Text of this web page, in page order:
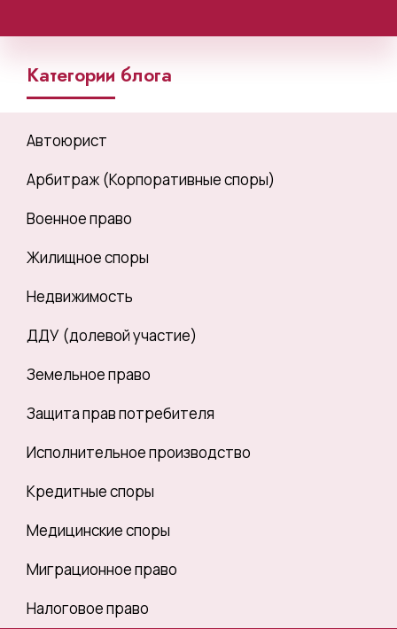
Категории блога
Автоюрист
Арбитраж (Корпоративные споры)
Военное право
Жилищное споры
Недвижимость
ДДУ (долевой участие)
Земельное право
Защита прав потребителя
Исполнительное производство
Кредитные споры
Медицинские споры
Миграционное право
Налоговое право